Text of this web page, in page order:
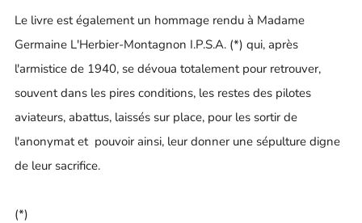
Le livre est également un hommage rendu à Madame
Germaine L'Herbier-Montagnon I.P.S.A. (*) qui, après
l'armistice de 1940, se dévoua totalement pour retrouver,
souvent dans les pires conditions, les restes des pilotes
aviateurs, abattus, laissés sur place, pour les sortir de
l'anonymat et pouvoir ainsi, leur donner une sépulture digne
de leur sacrifice.
(*)